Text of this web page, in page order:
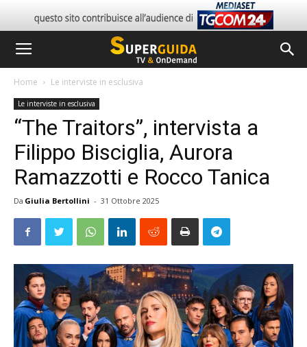
Home Le interviste in esclusiva
Le interviste in esclusiva
“The Traitors”, intervista a
Filippo Bisciglia, Aurora
Ramazzotti e Rocco Tanica
Da Giulia Bertollini - 31 Ottobre 2025